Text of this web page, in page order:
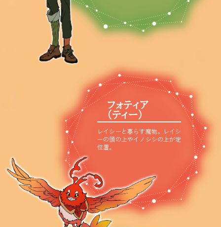
フォティア
（ティー）
レイシーと暮らす魔物。レイシ
ーの頭の上やイノシシの上が定
位置。